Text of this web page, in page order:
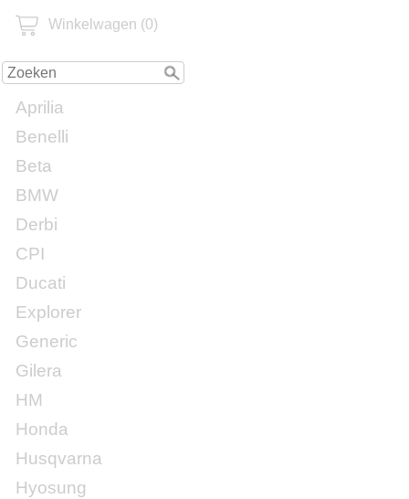
Winkelwagen (0)
Aprilia
Benelli
Beta
BMW
Derbi
CPI
Ducati
Explorer
Generic
Gilera
HM
Honda
Husqvarna
Hyosung